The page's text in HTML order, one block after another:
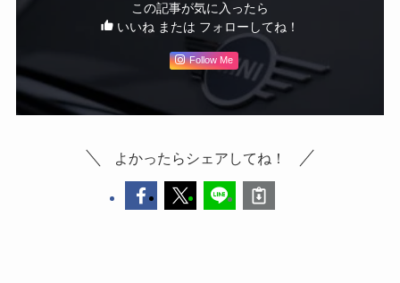
この記事が気に入ったら
いいね または フォローしてね！
Follow Me
よかったらシェアしてね！